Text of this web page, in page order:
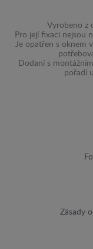
Vyrobeno z
Pro její fixaci nejsou
Je opatřen s oknem
Dodaní s
pořadí
Zásady